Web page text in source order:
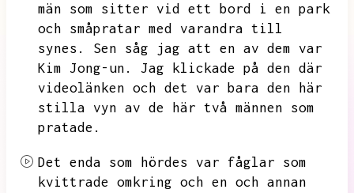
män som sitter vid ett bord i en park
och småpratar med varandra till
synes.
Sen såg jag att en av dem var
Kim Jong-un.
Jag klickade på den där
videolänken och det var bara den här
stilla vyn av de här två männen som
pratade.
Det enda som hördes var fåglar som
kvittrade omkring och en och annan